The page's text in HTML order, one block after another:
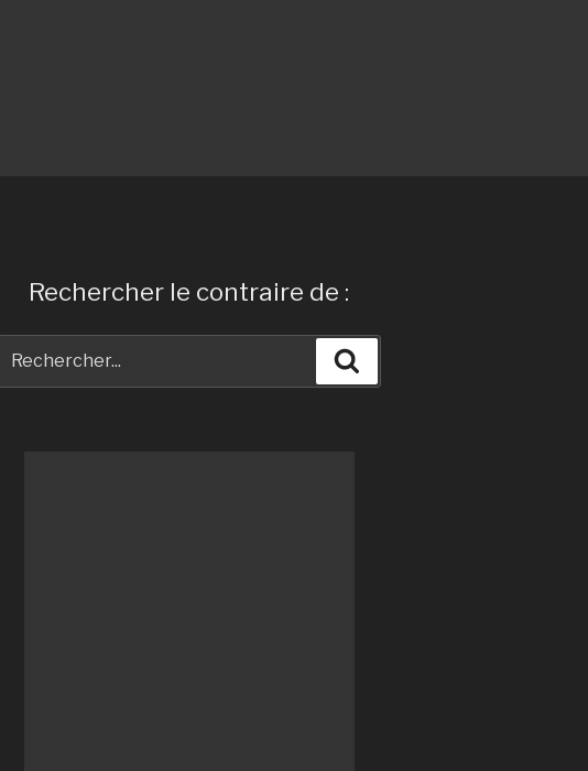
Rechercher le contraire de :
pour